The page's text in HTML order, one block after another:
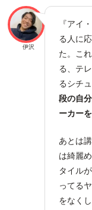
伊沢
『アイ
る人に
た。こ
る、テ
るシチ
段の自
ーカー
あとは
は綺麗
タイル
ってる
をなく